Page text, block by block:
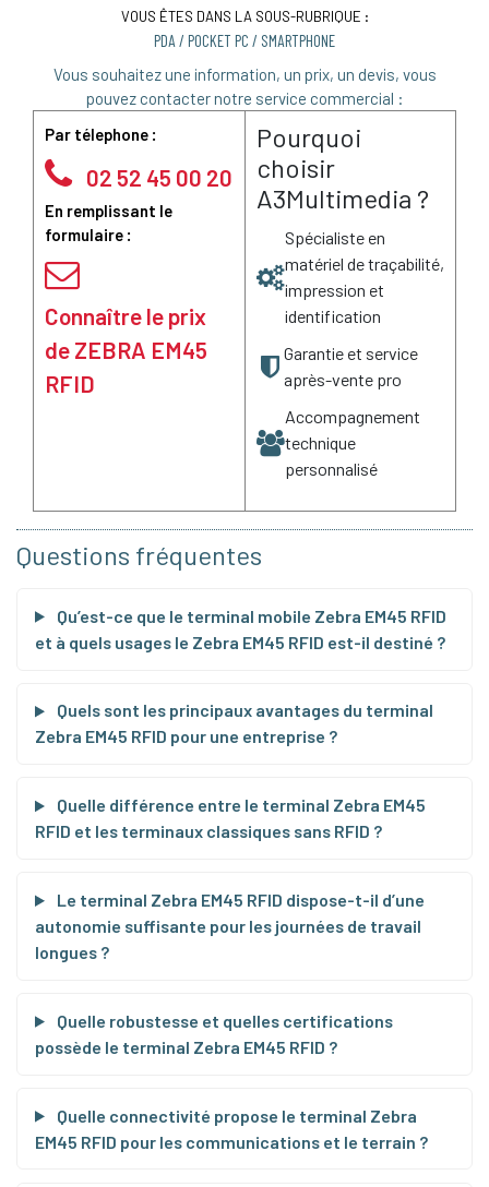
VOUS ÊTES DANS LA SOUS-RUBRIQUE :
PDA / POCKET PC / SMARTPHONE
Vous souhaitez une information, un prix, un devis, vous
pouvez contacter notre service commercial :
Par télephone :
02 52 45 00 20
En remplissant le
formulaire :
Connaître le prix
de ZEBRA EM45
RFID
Pourquoi
choisir
A3Multimedia ?
Spécialiste en
matériel de traçabilité,
impression et
identification
Garantie et service
après-vente pro
Accompagnement
technique
personnalisé
Questions fréquentes
Qu’est-ce que le terminal mobile Zebra EM45 RFID
et à quels usages le Zebra EM45 RFID est-il destiné ?
Quels sont les principaux avantages du terminal
Zebra EM45 RFID pour une entreprise ?
Quelle différence entre le terminal Zebra EM45
RFID et les terminaux classiques sans RFID ?
Le terminal Zebra EM45 RFID dispose-t-il d’une
autonomie suffisante pour les journées de travail
longues ?
Quelle robustesse et quelles certifications
possède le terminal Zebra EM45 RFID ?
Quelle connectivité propose le terminal Zebra
EM45 RFID pour les communications et le terrain ?